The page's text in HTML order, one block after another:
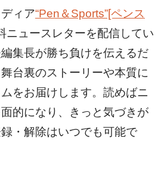
ィア“Pen＆Sports”[ペンス
ニュースレターを配信してい
集長が勝ち負けを伝えるだ
台裏のストーリーや本質に
をお届けします。読めばニ
的になり、きっと気づきが
・解除はいつでも可能で